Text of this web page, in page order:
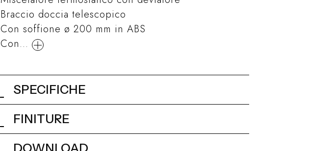
Braccio doccia telescopico
Con soffione ø 200 mm in ABS
Con...
SPECIFICHE
Colonna doccia con miscelatore
termostatico
FINITURE
01Q - Chrome
DOWNLOAD